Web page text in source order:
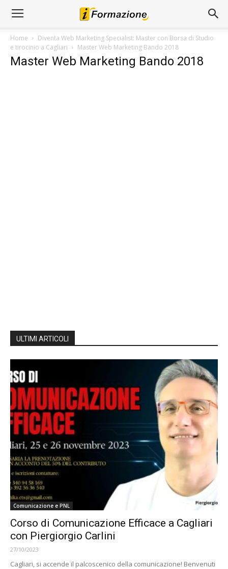
Home
Diventa Web Marketing Specialist: Master con Borsa di Studio
e tirocinio a Cagliari
Master Web Marketing Bando 2018
Master Web Marketing Bando 2018
ULTIMI ARTICOLI
Comunicazione e PNL
Corso di Comunicazione Efficace a Cagliari
con Piergiorgio Carlini
27/10/2023
Cagliari, si accende il palcoscenico della comunicazione! Benvenuti